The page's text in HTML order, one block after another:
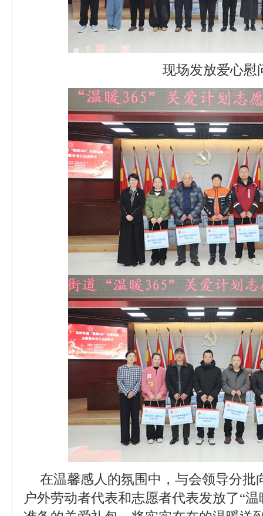
现场发放爱心慰
在温馨感人的氛围中，与会领导分批
户外劳动者代表和志愿者代表发放了“